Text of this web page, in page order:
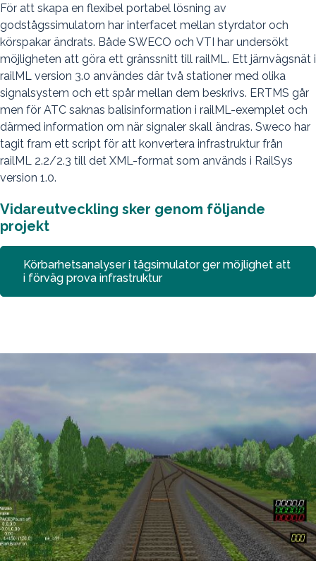
För att skapa en flexibel portabel lösning av
godstågssimulatorn har interfacet mellan styrdator och
körspakar ändrats. Både SWECO och VTI har undersökt
möjligheten att göra ett gränssnitt till railML. Ett järnvägsnät i
railML version 3.0 användes där två stationer med olika
signalsystem och ett spår mellan dem beskrivs. ERTMS går
men för ATC saknas balisinformation i railML-exemplet och
därmed information om när signaler skall ändras. Sweco har
tagit fram ett script för att konvertera infrastruktur från
railML 2.2/2.3 till det XML-format som används i RailSys
version 1.0.
Vidareutveckling sker genom följande
projekt
Körbarhetsanalyser i tågsimulator ger möjlighet att
i förväg prova infrastruktur